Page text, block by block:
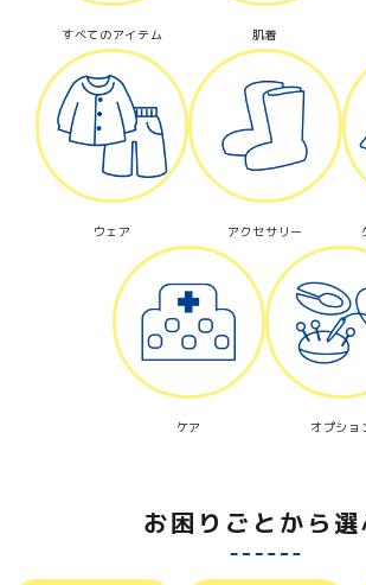
検
すべてのアイテム 肌着
ウェア アクセサリー
ケア オプショ
お困りごとから選